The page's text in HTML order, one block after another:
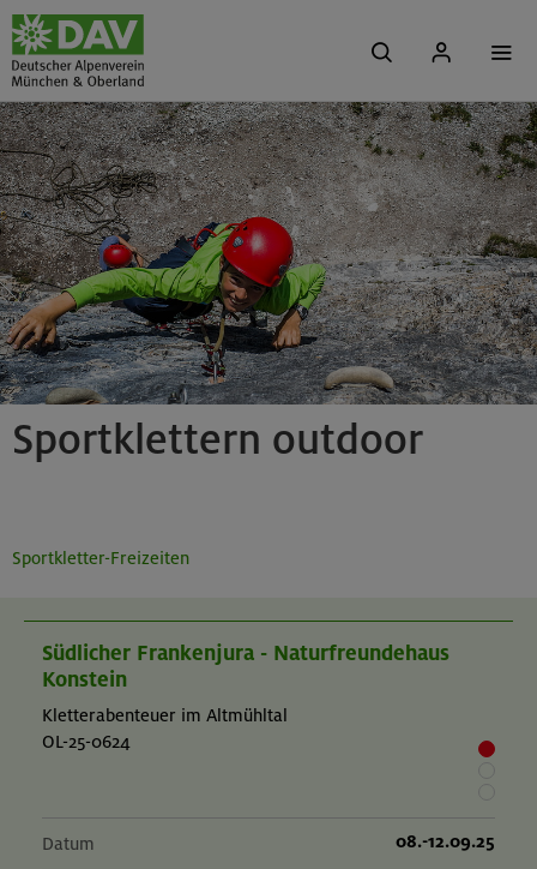
Sportklettern outdoor
Sportkletter-Freizeiten
Südlicher Frankenjura - Naturfreundehaus
Konstein
Kletterabenteuer im Altmühltal
OL-25-0624
Datum 08.-12.09.25